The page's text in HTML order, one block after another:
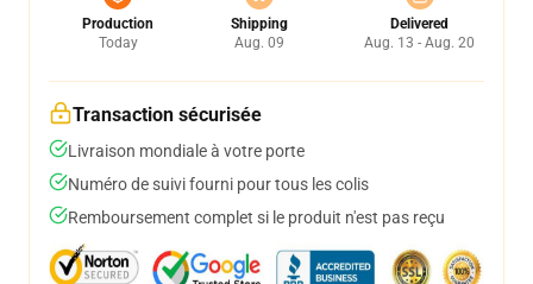
Production
Today
Shipping
Aug. 09
Delivered
Aug. 13 - Aug. 20
Transaction sécurisée
Livraison mondiale à votre porte
Numéro de suivi fourni pour tous les colis
Remboursement complet si le produit n'est pas reçu